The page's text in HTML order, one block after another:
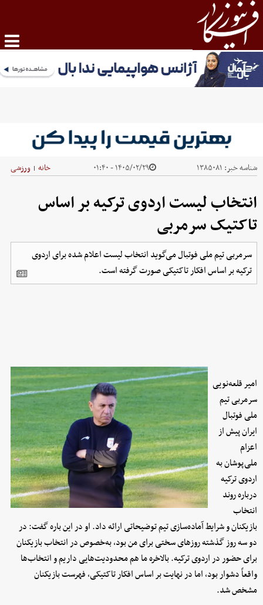
شناسه خبر: ۱۳۸۵۰۸۱ ۱۴۰۵/۰۲/۲۹ - ۰۱:۴۰ خانه | ورزشی
انتخاب لیست اردوی ترکیه بر اساس
تاکتیک سرمربی
سرمربی تیم ملی فوتبال می‌گوید انتخاب لیست اعلام شده برای اردوی
ترکیه بر اساس افکار تاکتیکی صورت گرفته است.
امیر قلعه‌نویی
سرمربی تیم
ملی فوتبال
ایران پیش از
اعزام
ملی‌پوشان به
اردوی ترکیه
درباره روند
انتخاب
بازیکنان و شرایط آماده‌سازی تیم توضیحاتی ارائه داد. او در این باره گفت: در
دو سه روز گذشته روزهای سختی برای من بود، به‌خصوص در انتخاب بازیکنان
برای حضور در اردوی ترکیه. بالاخره ما هم محدودیت‌هایی داریم و انتخاب‌ها
واقعاً دشوار بود، اما در نهایت بر اساس افکار تاکتیکی، فهرست بازیکنان
مشخص شد.